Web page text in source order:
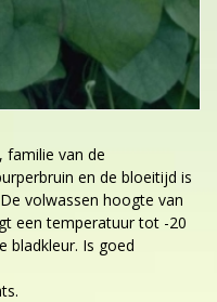
, familie van de
en de bloeitijd is
volwassen hoogte van
een temperatuur tot -20
bladkleur. Is goed